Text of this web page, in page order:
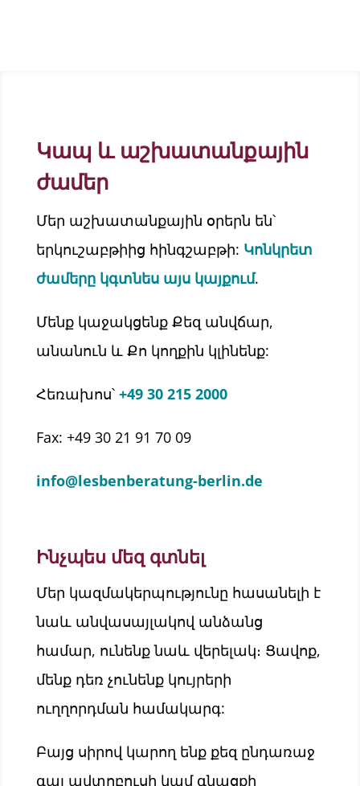
Կապ և աշխատանքային
ժամեր
Մեր աշխատանքային օրերն են՝
երկուշաբթիից հինգշաբթի: Կոնկրետ
ժամերը կգտնես այս կայքում.
Մենք կաջակցենք Քեզ անվճար,
անանուն և Քո կողքին կլինենք:
Հեռախոս՝ +49 30 215 2000
Fax: +49 30 21 91 70 09
info@lesbenberatung-berlin.de
Ինչպես մեզ գտնել
Մեր կազմակերպությունը հասանելի է
նաև անվասայլակով անձանց
համար, ունենք նաև վերելակ։ Ցավոք,
մենք դեռ չունենք կույրերի
ուղղորդման համակարգ:
Բայց սիրով կարող ենք քեզ ընդառաջ
գալ ավտոբուսի կամ գնացքի